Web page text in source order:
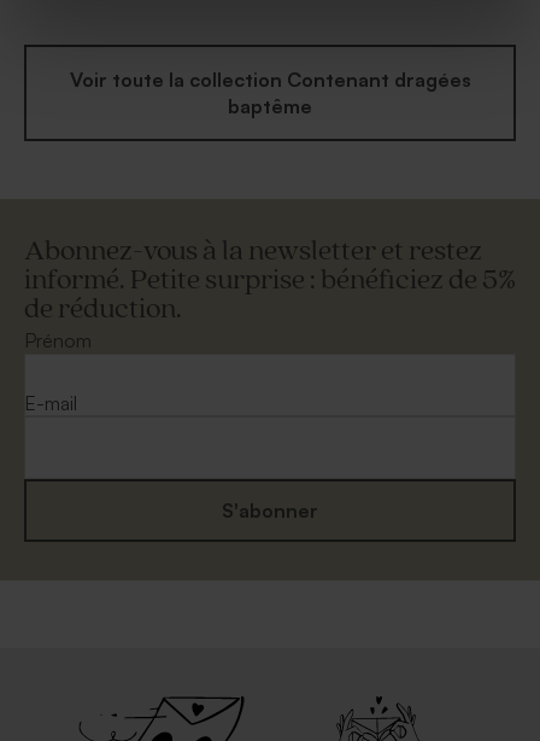
Voir toute la collection Contenant dragées
baptême
Abonnez-vous à la newsletter et restez
informé. Petite surprise : bénéficiez de 5%
de réduction.
Prénom
E-mail
S'abonner